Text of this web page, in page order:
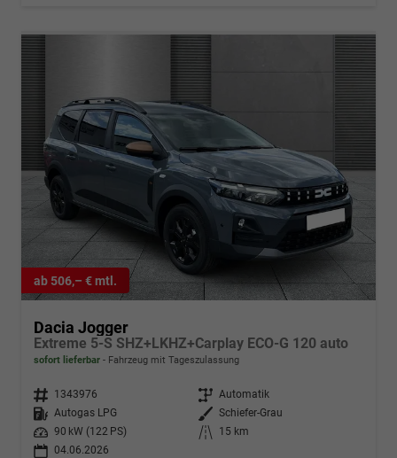
ab 506,– € mtl.
Dacia Jogger
Extreme 5-S SHZ+LKHZ+Carplay ECO-G 120 auto
sofort lieferbar Fahrzeug mit Tageszulassung
Fahrzeugnr. 1343976 Getriebe Automatik
Kraftstoff Autogas LPG Außenfarbe Schiefer-Grau
Leistung
90 kW (122 PS) Kilometerstand
15 km
04.06.2026